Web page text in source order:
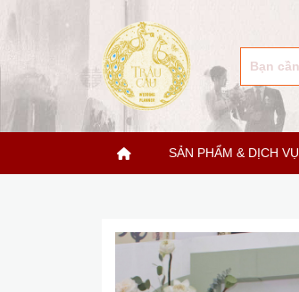
SẢN PHẨM & DỊCH VỤ